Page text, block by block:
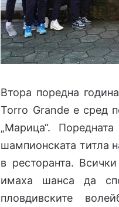
Втора поредна
Torro Grande е сред
„Марица“.
шампионската титла
в ресторанта.
имаха шанса да
пловдивските